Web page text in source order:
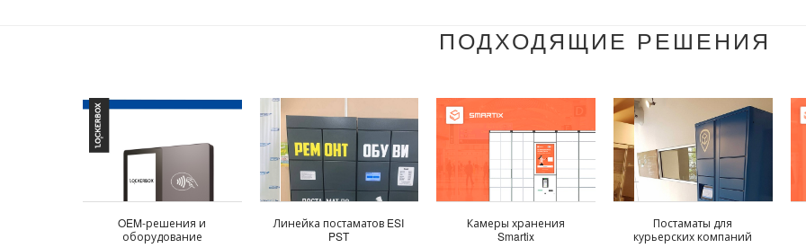
ПОДХОДЯЩИЕ РЕШЕНИЯ
OEM-решения и
оборудование
Линейка постаматов ESI
PST
Камеры хранения
Smartix
Постаматы для
курьерских компаний